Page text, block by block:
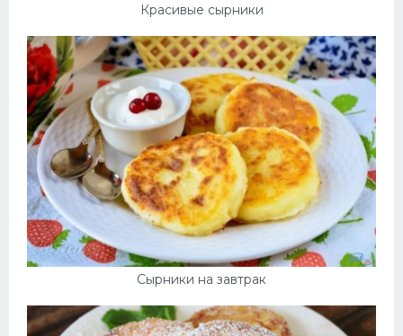
Красивые сырники
Сырники на завтрак